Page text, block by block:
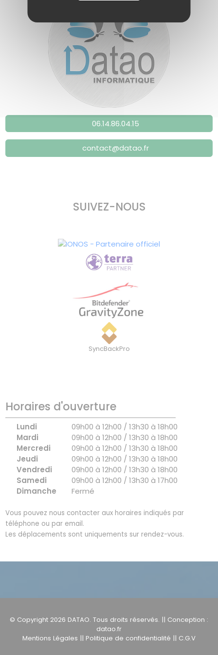
06.14.86.04.15
contact@datao.fr
SUIVEZ-NOUS
SyncBackPro
Horaires d'ouverture
Lundi
09h00 à 12h00 / 13h30 à 18h00
Mardi
09h00 à 12h00 / 13h30 à 18h00
Mercredi
09h00 à 12h00 / 13h30 à 18h00
Jeudi
09h00 à 12h00 / 13h30 à 18h00
Vendredi
09h00 à 12h00 / 13h30 à 18h00
Samedi
09h00 à 12h00 / 13h30 à 17h00
Dimanche
Fermé
Vous pouvez nous contacter aux horaires indiqués par
téléphone ou par email.
Les déplacements sont uniquements sur rendez-vous.
© Copyright 2026 DATAO. Tous droits réservés. || Conception :
datao.fr
Mentions Légales || Politique de confidentialité || C.G.V